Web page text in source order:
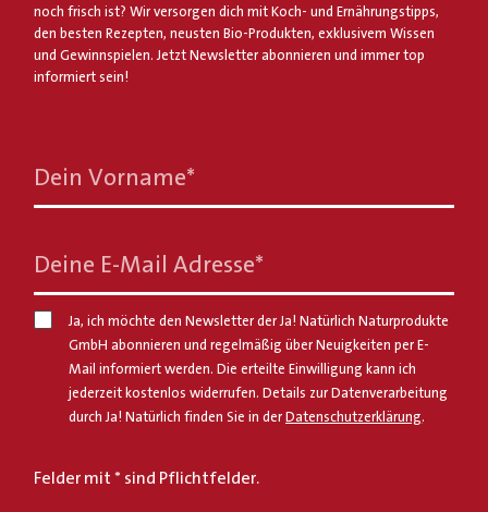
noch frisch ist? Wir versorgen dich mit Koch- und Ernährungstipps,
den besten Rezepten, neusten Bio-Produkten, exklusivem Wissen
und Gewinnspielen. Jetzt Newsletter abonnieren und immer top
informiert sein!
Dein Vorname*
Deine E-Mail Adresse*
Ja, ich möchte den Newsletter der Ja! Natürlich Naturprodukte
GmbH abonnieren und regelmäßig über Neuigkeiten per E-
Mail informiert werden. Die erteilte Einwilligung kann ich
jederzeit kostenlos widerrufen. Details zur Datenverarbeitung
durch Ja! Natürlich finden Sie in der Datenschutzerklärung.
Felder mit * sind Pflichtfelder.